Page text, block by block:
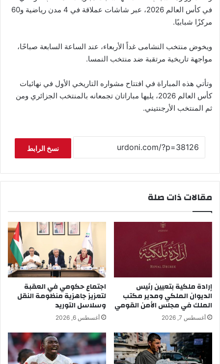
في كأس العالم 2026، عبر شاشات عملاقة في 4 مدن رياضية و60
مركزًا شبابيًا.
ويخوض منتخب النشامى غداً الأربعاء، عند الساعة السابعة صباحًا،
مواجهة تاريخية مرتقبة ضد منتخب النمسا.
وتأتي هذه المباراة في افتتاح مشواره التاريخي الأول في نهائيات
كأس العالم 2026، يليها مباراتان تجمعانه بالمنتخب الجزائري ومن
ثم المنتخب الأرجنتيني.
نسخ الرابط
مقالات ذات صلة
إرادة ملكية بتعيين رئيس
الديوان الملكي ومدير مكتب
الملك في مجلس الأمن القومي
أغسطس 7, 2026
اجتماع حكومي في العقبة
لتعزيز جاهزية منظومة النقل
وسلاسل التوريد
أغسطس 6, 2026